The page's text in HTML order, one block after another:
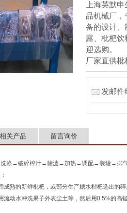
上海英默
品机械厂，
备的设计、
露、枇杷
迎选购。
厂家直供枇
发邮件
相关产品 留言询价
洗涤→破碎榨汁→筛滤→加热→调配→装罐→排
熟的新鲜枇杷，或部分生产糖水楷杷选出的碎
动水冲洗果子外表尘土等，然后用0.5%的高